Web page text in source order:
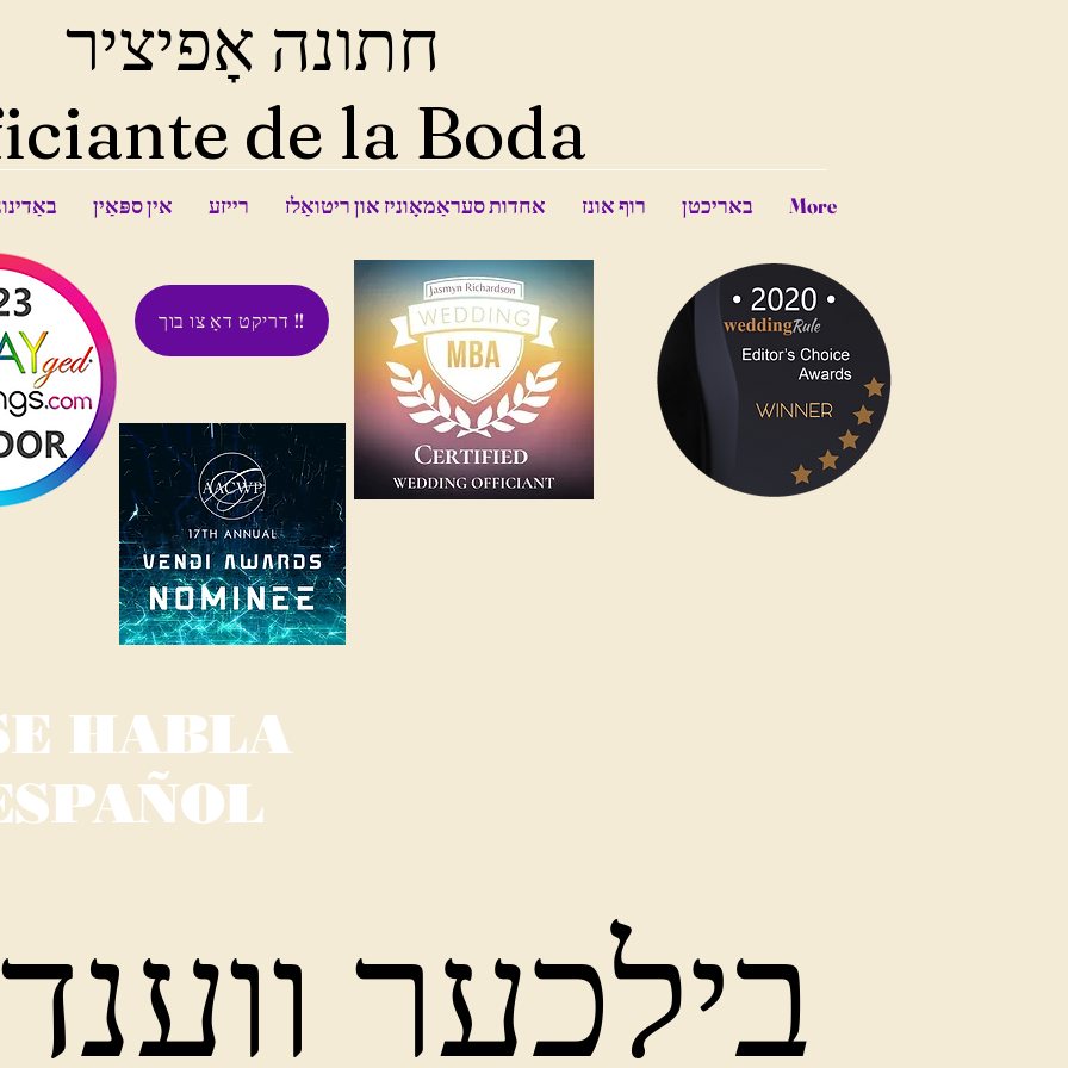
אין ספּאַין רייזע אחדות סעראַמאָוניז און ריטואַלז רוף אונז באריכטן More
חתונה אָפיציר
de la Boda
HABLA
דריקט דאָ צו בוך !!
בילכער